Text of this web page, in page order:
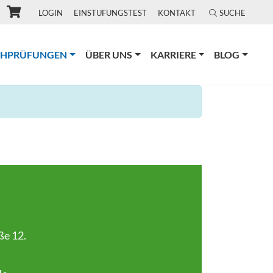
LOGIN EINSTUFUNGSTEST KONTAKT SUCHE
(CURRENT)
ÜBER UNS KARRIERE BLOG
12.